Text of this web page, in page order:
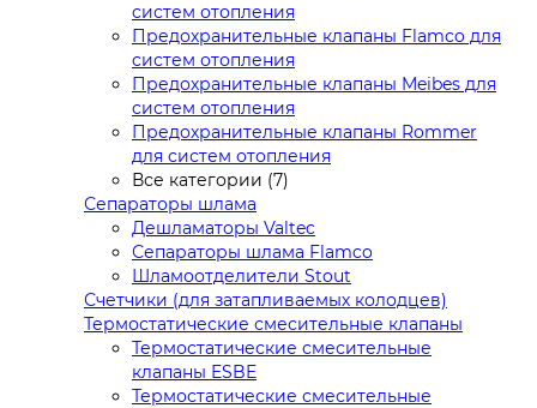
систем отопления
Предохранительные клапаны Flamco для
систем отопления
Предохранительные клапаны Meibes для
систем отопления
Предохранительные клапаны Rommer
для систем отопления
Все категории (7)
Сепараторы шлама
Дешламаторы Valtec
Сепараторы шлама Flamco
Шламоотделители Stout
Счетчики (для затапливаемых колодцев)
Термостатические смесительные клапаны
Термостатические смесительные
клапаны ESBE
Термостатические смесительные